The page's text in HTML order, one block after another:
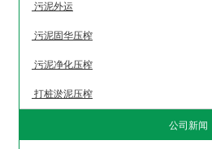
污泥外运
污泥固华压榨
污泥净化压榨
打桩淤泥压榨
公司新闻